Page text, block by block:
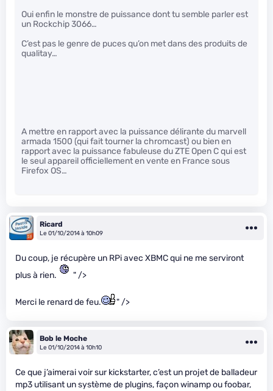
Oui enfin le monstre de puissance dont tu semble parler est
un Rockchip 3066…
C’est pas le genre de puces qu’on met dans des produits de
qualitay…
A mettre en rapport avec la puissance délirante du marvell
armada 1500 (qui fait tourner la chromcast) ou bien en
rapport avec la puissance fabuleuse du ZTE Open C qui est
le seul appareil officiellement en vente en France sous
Firefox OS…
Ricard
Le 01/10/2014 à 10h09
Du coup, je récupère un RPi avec XBMC qui ne me serviront
plus à rien.
" />
Merci le renard de feu. " />
Bob le Moche
Le 01/10/2014 à 10h10
Ce que j’aimerai voir sur kickstarter, c’est un projet de balladeur
mp3 utilisant un système de plugins, façon winamp ou foobar,